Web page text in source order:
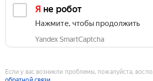
Я не робот
Нажмите, чтобы продолжить
Yandex SmartCaptcha
Если у вас возникли проблемы, пожалуйста,